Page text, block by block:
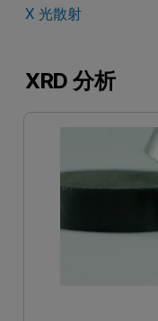
X 光散射
XRD 分析